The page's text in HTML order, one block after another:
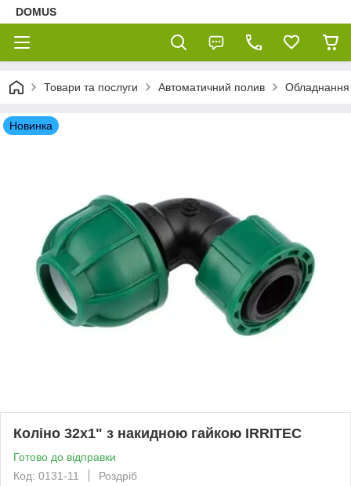
DOMUS
Товари та послуги Автоматичний полив Обладнання
Новинка
Коліно 32х1" з накидною гайкою IRRITEC
Готово до відправки
Код: 0131-11
Роздріб